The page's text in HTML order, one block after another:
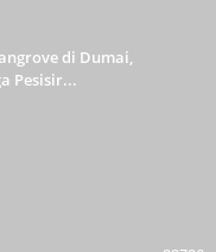
di Dumai,
Pesisir...